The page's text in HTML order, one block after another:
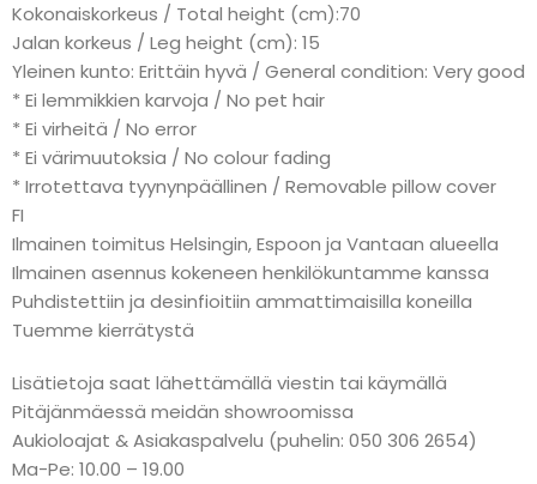
Kokonaiskorkeus / Total height (cm):70
Jalan korkeus / Leg height (cm): 15
Yleinen kunto: Erittäin hyvä / General condition: Very good
* Ei lemmikkien karvoja / No pet hair
* Ei virheitä / No error
* Ei värimuutoksia / No colour fading
* Irrotettava tyynynpäällinen / Removable pillow cover
FI
Ilmainen toimitus Helsingin, Espoon ja Vantaan alueella
Ilmainen asennus kokeneen henkilökuntamme kanssa
Puhdistettiin ja desinfioitiin ammattimaisilla koneilla
Tuemme kierrätystä
Lisätietoja saat lähettämällä viestin tai käymällä
Pitäjänmäessä meidän showroomissa
Aukioloajat & Asiakaspalvelu (puhelin: 050 306 2654)
Ma-Pe: 10.00 – 19.00